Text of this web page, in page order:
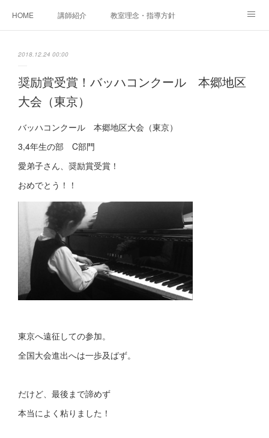
HOME 講師紹介 教室理念・指導方針
ご相談・体験レッスンお申し込み
2018.12.24 00:00
奨励賞受賞！バッハコンクール 本郷地区
大会（東京）
バッハコンクール 本郷地区大会（東京）
3,4年生の部 C部門
愛弟子さん、奨励賞受賞！
おめでとう！！
東京へ遠征しての参加。
全国大会進出へは一歩及ばず。
だけど、最後まで諦めず
本当によく粘りました！